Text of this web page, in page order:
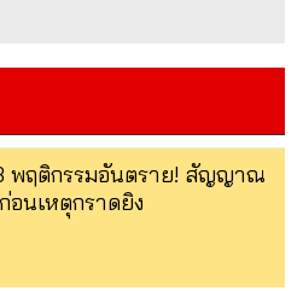
พฤติกรรมอันตราย! สัญญาณ
อนเหตุกราดยิง